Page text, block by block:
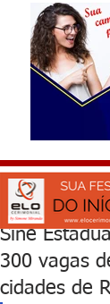
Sine
300 vagas
cidades de